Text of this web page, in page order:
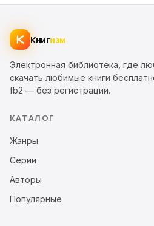
Книгизм
Электронная библиотека, где
скачать любимые книги
fb2 — без регистрации.
КАТАЛОГ
Жанры
Серии
Авторы
Популярные